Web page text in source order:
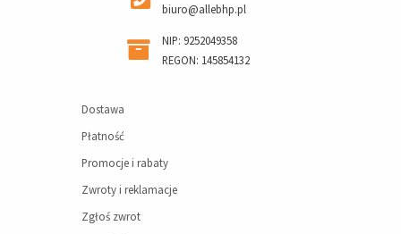
biuro@allebhp.pl
NIP: 9252049358
REGON: 145854132
Dostawa
Płatność
Promocje i rabaty
Zwroty i reklamacje
Zgłoś zwrot